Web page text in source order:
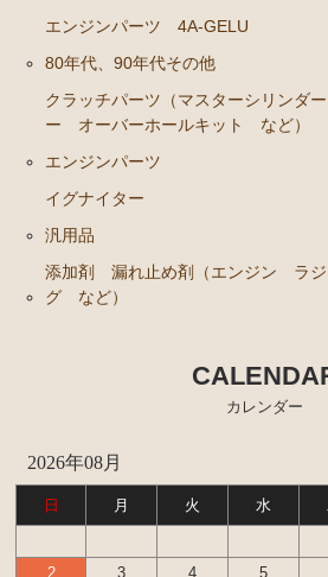
エンジンパーツ 4A-GELU
80年代、90年代その他
クラッチパーツ（マスターシリンダ
ー オーバーホールキット など）
エンジンパーツ
イグナイター
汎用品
添加剤 漏れ止め剤（エンジン ラ
グ など）
カレンダー
2026年08月
日 月 火 水
2
3 4 5